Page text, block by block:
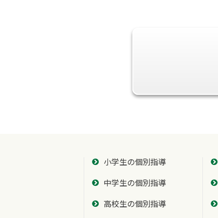
小学生の個別指導
中学生の個別指導
高校生の個別指導